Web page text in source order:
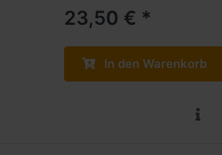
23,50 € *
In den Warenkorb